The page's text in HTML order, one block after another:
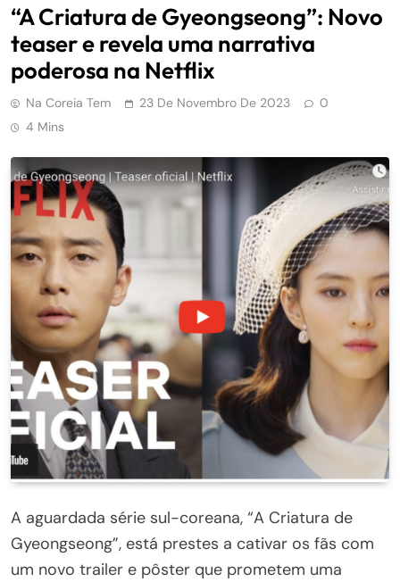
“A Criatura de Gyeongseong”: Novo
teaser e revela uma narrativa
poderosa na Netflix
Na Coreia Tem 23 De Novembro De 2023
0
4 Mins
A aguardada série sul-coreana, “A Criatura de
Gyeongseong”, está prestes a cativar os fãs com
um novo trailer e pôster que prometem uma